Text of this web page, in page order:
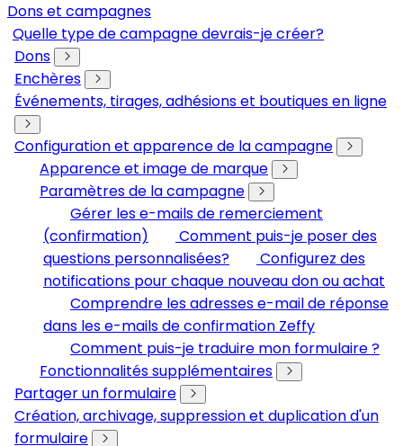
Dons et campagnes
Quelle type de campagne devrais-je créer?
Dons
Enchères
Événements, tirages, adhésions et boutiques en ligne
Configuration et apparence de la campagne
Apparence et image de marque
Paramètres de la campagne
Gérer les e-mails de remerciement
(confirmation)
Comment puis-je poser des
questions personnalisées?
Configurez des
notifications pour chaque nouveau don ou achat
Comprendre les adresses e-mail de réponse
dans les e-mails de confirmation Zeffy
Comment puis-je traduire mon formulaire ?
Fonctionnalités supplémentaires
Partager un formulaire
Création, archivage, suppression et duplication d'un
formulaire